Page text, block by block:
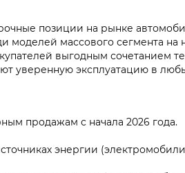
позиции на рынке
моделей массового сегмента на
выгодным сочетанием
уверенную эксплуатацию в
продажам с начала 2026 года.
энергии